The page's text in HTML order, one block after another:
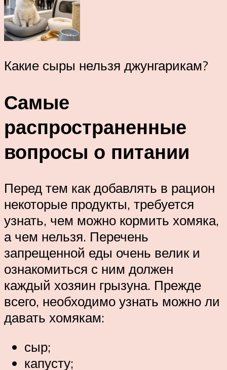
Какие сыры нельзя джунгарикам?
Самые
распространенные
вопросы о питании
Перед тем как добавлять в рацион
некоторые продукты, требуется
узнать, чем можно кормить хомяка,
а чем нельзя. Перечень
запрещенной еды очень велик и
ознакомиться с ним должен
каждый хозяин грызуна. Прежде
всего, необходимо узнать можно ли
давать хомякам:
сыр;
капусту;